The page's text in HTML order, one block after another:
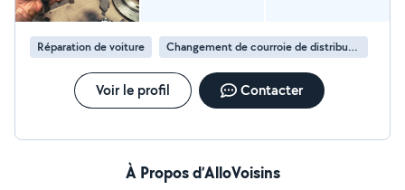
Réparation de voiture Changement de courroie de distribution
Voir le profil Contacter
À Propos d’AlloVoisins